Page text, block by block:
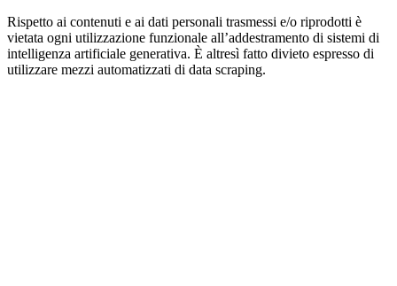
Rispetto ai contenuti e ai dati personali trasmessi e/o riprodotti è
vietata ogni utilizzazione funzionale all’addestramento di sistemi di
intelligenza artificiale generativa. È altresì fatto divieto espresso di
utilizzare mezzi automatizzati di data scraping.